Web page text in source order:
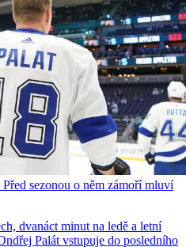
sezonou o něm zámoří mluví
dvanáct minut na ledě a letní
Palát vstupuje do posledního